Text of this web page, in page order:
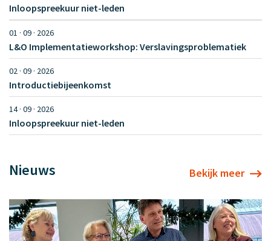
Inloopspreekuur niet-leden
01 · 09 · 2026
L&O Implementatieworkshop: Verslavingsproblematiek
02 · 09 · 2026
Introductiebijeenkomst
14 · 09 · 2026
Inloopspreekuur niet-leden
Nieuws Bekijk meer